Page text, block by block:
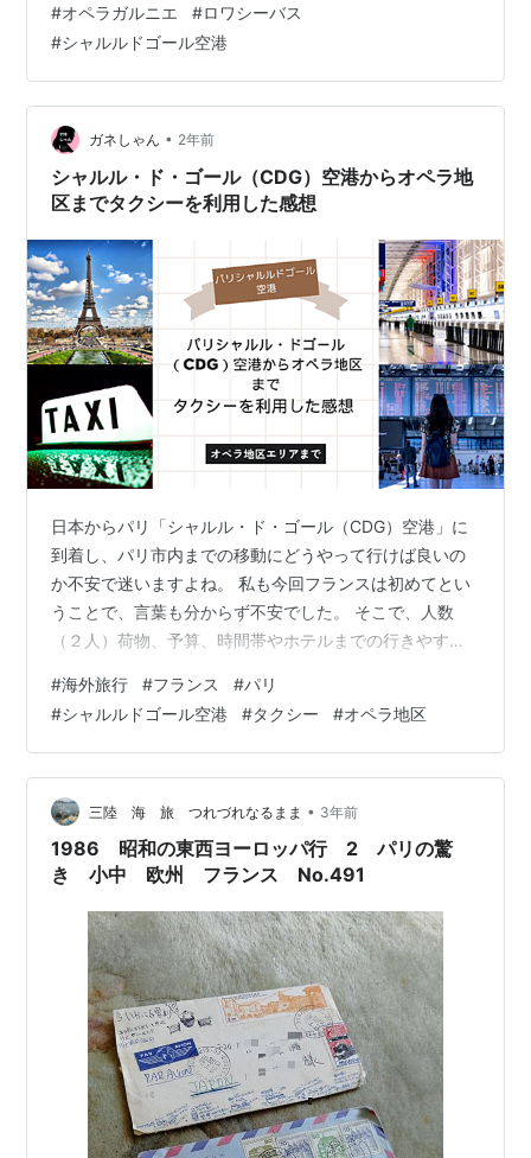
族さんはタクシーで シャルル・ド・ゴール空港からパリ
市内へのタクシー利用は固定料金だけれど…ロワシーバ
スに決めた理由 シャルル・ド・ゴール空港からパリ市内
へのタクシー料金 ロワシーバスって何? バスはどこから
乗車するの？ バスはクレジットカード決済がお得 チケッ
ト料金 空港までの所要時間 バスの…
#オペラガルニエ #ロワシーバス
#シャルルドゴール空港
ガネしゃん • 2年前
シャルル・ド・ゴール（CDG）空港からオペラ地
区までタクシーを利用した感想
日本からパリ「シャルル・ド・ゴール（CDG）空港」に
到着し、パリ市内までの移動にどうやって行けば良いの
か不安で迷いますよね。 私も今回フランスは初めてとい
うことで、言葉も分からず不安でした。 そこで、人数
（２人）荷物、予算、時間帯やホテルまでの行きやすさ
用を選択しました。 この記事では、2024年2月に初めて
訪れたフランスパリへ行った私がシャルル・ド・ゴール
（CDG）空港からパリ・オペラ地区のホテルまでタクシ
ーを利用した感想をご紹介します。 シャルル・ド・ゴー
ル（CDG）空港はどんな空港? 所在地 名称 歴史 施設 パ
リ・シャルル・ド・ゴール（…
#海外旅行 #フランス #パリ
#シャルルドゴール空港 #タクシー #オペラ地区
三陸 海 旅 つれづれなるまま • 3年前
1986 昭和の東西ヨーロッパ行 2 パリの驚
き 小中 欧州 フランス No.491